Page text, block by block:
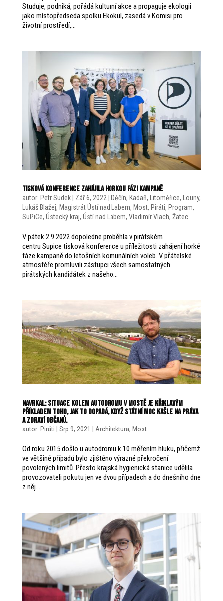
Studuje, podniká, pořádá kulturní akce a propaguje ekologii
jako místopředseda spolku Ekokul, zasedá v Komisi pro
životní prostředí,...
Tisková konference zahájila horkou fázi kampaně
autor: Petr Sudek| Zář 6, 2022 Děčín, Kadaň, Litoměřice, Louny,
Lukáš Blažej, Magistrát Ústí nad Labem, Most, Piráti, Program,
SuPiCe, Ústecký kraj, Ústí nad Labem, Vladimír Vlach, Žatec
V pátek 2.9.2022 dopoledne proběhla v pirátském
centru Supice tisková konference u příležitosti zahájení horké
fáze kampaně do letošních komunálních voleb. V přátelské
atmosféře promluvili zástupci všech samostatných
pirátských kandidátek z našeho...
Navrkal: Situace kolem autodromu v Mostě je křiklavým
příkladem toho, jak to dopadá, když státní moc kašle na práva
a zdraví občanů.
autor: Piráti Srp 9, 2021 Architektura, Most
Od roku 2015 došlo u autodromu k 10 měřením hluku, přičemž
ve většině případů bylo zjištěno výrazné překročení
povolených limitů. Přesto krajská hygienická stanice udělila
provozovateli pokutu jen ve dvou případech a do dnešního dne
z něj...